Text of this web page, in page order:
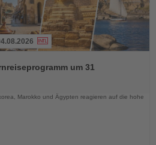
um 31
Marokko und Ägypten reagieren auf die hohe